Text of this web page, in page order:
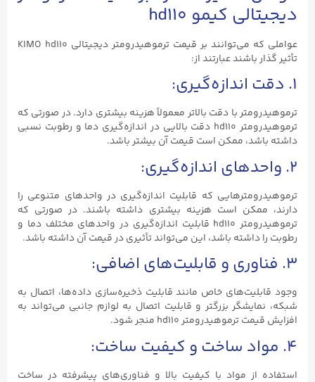
دیجیتالی کیمو hd110
عواملی که می‌توانند بر قیمت ترموهیدرومتر دیجیتالی KIMO hd110
تأثیر گذار باشند عبارتند از:
۱. دقت اندازه‌گیری:
ترموهیدرومتر با دقت بالاتر معمولاً هزینه بیشتری دارد. در صورتی که
ترموهیدرومتر hd110 دقت بالایی در اندازه‌گیری دما و رطوبت نسبی
داشته باشد، ممکن است قیمت آن بیشتر باشد.
۲. واحدهای اندازه‌گیری:
ترموهیدرومترهایی که قابلیت اندازه‌گیری در واحدهای متنوعی را
دارند، ممکن است هزینه بیشتری داشته باشند. در صورتی که
ترموهیدرومتر hd110 قابلیت اندازه‌گیری در واحدهای مختلف دما و
رطوبت را داشته باشد، این می‌تواند تأثیری در قیمت آن داشته باشد.
۳. فناوری و قابلیت‌های اضافی:
وجود قابلیت‌های خاص مانند قابلیت ذخیره‌سازی داده‌ها، اتصال به
شبکه، نمایشگر بزرگتر و قابلیت اتصال به لوازم جانبی می‌تواند به
افزایش قیمت ترموهیدرومتر hd110 منجر شود.
۴. مواد ساخت و کیفیت ساخت:
استفاده از مواد با کیفیت بالا و فناوری‌های پیشرفته در ساخت